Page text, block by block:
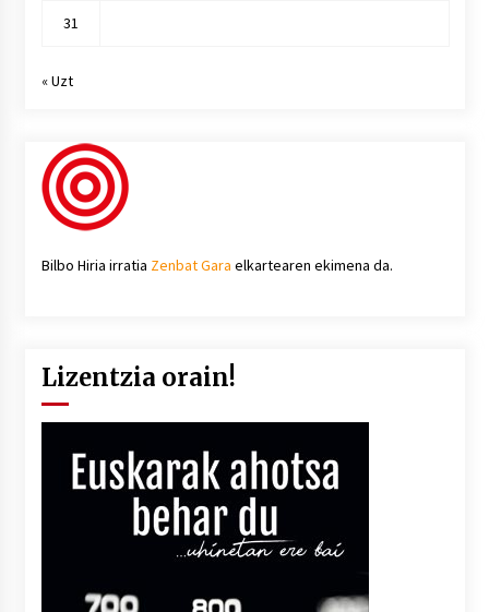
31
« Uzt
Bilbo Hiria irratia Zenbat Gara elkartearen ekimena da.
Lizentzia orain!